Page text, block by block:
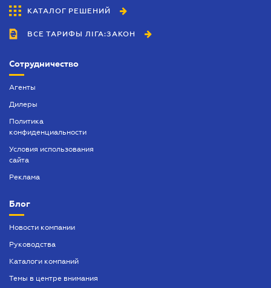
КАТАЛОГ РЕШЕНИЙ
ВСЕ ТАРИФЫ ЛІГА:ЗАКОН
Сотрудничество
Агенты
Дилеры
Политика
конфиденциальности
Условия использования
сайта
Реклама
Блог
Новости компании
Руководства
Каталоги компаний
Темы в центре внимания